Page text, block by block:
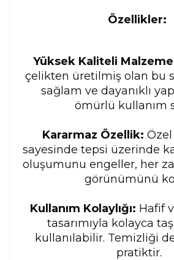
Özellikler:
Yüksek Kaliteli
çelikten üretilmiş olan bu
sağlam ve dayanıklı
ömürlü kullanım
Kararmaz Özellik: Özel
sayesinde tepsi üzerinde
oluşumunu engeller, her
görünümünü
Kullanım Kolaylığı: Hafif
tasarımıyla kolayca
kullanılabilir. Temizliği
pratiktir.